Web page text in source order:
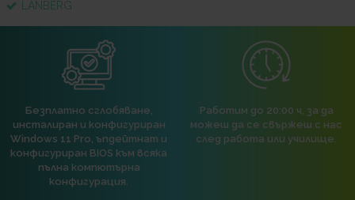
LANBERG
Безплатно сглобяване,
инсталиран и конфигуриран
Windows 11 Pro, ъпдейтнат и
конфигуриран BIOS към всяка
пълна компютърна
конфигурация.
Работим до 20:00 ч, за да
можеш да се свържеш с нас
след работа или училище.